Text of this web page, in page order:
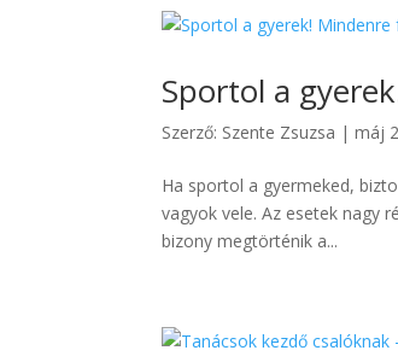
Sportol a
Szerző: Szente Zsuzsa |máj
Ha sportol a gyermeked,
vagyok vele. Az esetek nagy
bizony megtörténik a...